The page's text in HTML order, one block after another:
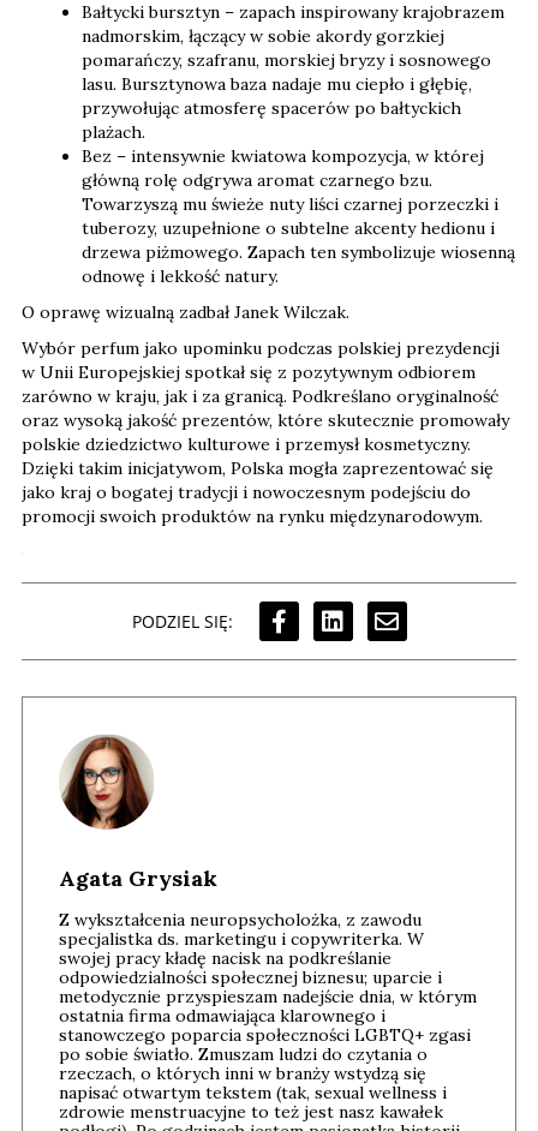
Bałtycki bursztyn – zapach inspirowany krajobrazem
nadmorskim, łączący w sobie akordy gorzkiej
pomarańczy, szafranu, morskiej bryzy i sosnowego
lasu. Bursztynowa baza nadaje mu ciepło i głębię,
przywołując atmosferę spacerów po bałtyckich
plażach.
Bez – intensywnie kwiatowa kompozycja, w której
główną rolę odgrywa aromat czarnego bzu.
Towarzyszą mu świeże nuty liści czarnej porzeczki i
tuberozy, uzupełnione o subtelne akcenty hedionu i
drzewa piżmowego. Zapach ten symbolizuje wiosenną
odnowę i lekkość natury.
O oprawę wizualną zadbał Janek Wilczak.
Wybór perfum jako upominku podczas polskiej prezydencji
w Unii Europejskiej spotkał się z pozytywnym odbiorem
zarówno w kraju, jak i za granicą. Podkreślano oryginalność
oraz wysoką jakość prezentów, które skutecznie promowały
polskie dziedzictwo kulturowe i przemysł kosmetyczny.
Dzięki takim inicjatywom, Polska mogła zaprezentować się
jako kraj o bogatej tradycji i nowoczesnym podejściu do
promocji swoich produktów na rynku międzynarodowym.
PODZIEL SIĘ:
Agata Grysiak
Z wykształcenia neuropsycholożka, z zawodu
specjalistka ds. marketingu i copywriterka. W
swojej pracy kładę nacisk na podkreślanie
odpowiedzialności społecznej biznesu; uparcie i
metodycznie przyspieszam nadejście dnia, w którym
ostatnia firma odmawiająca klarownego i
stanowczego poparcia społeczności LGBTQ+ zgasi
po sobie światło. Zmuszam ludzi do czytania o
rzeczach, o których inni w branży wstydzą się
napisać otwartym tekstem (tak, sexual wellness i
zdrowie menstruacyjne to też jest nasz kawałek